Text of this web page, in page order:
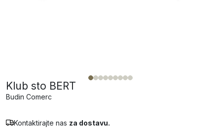
Klub sto BERT
Budin Comerc
Kontaktirajte nas za dostavu.